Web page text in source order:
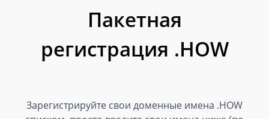
Пакетная
регистрация .HOW
Зарегистрируйте свои доменные имена .HOW